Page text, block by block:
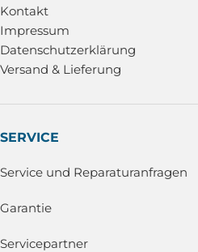
Kontakt
Impressum
Datenschutzerklärung
Versand & Lieferung
SERVICE
Service und Reparaturanfragen
Garantie
Servicepartner